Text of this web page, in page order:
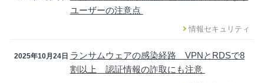
ユーザーの注意点
情報セキュリティ
2025年10月24日 ランサムウェアの感染経路 VPNとRDSで8
割以上 認証情報の詐取にも注意